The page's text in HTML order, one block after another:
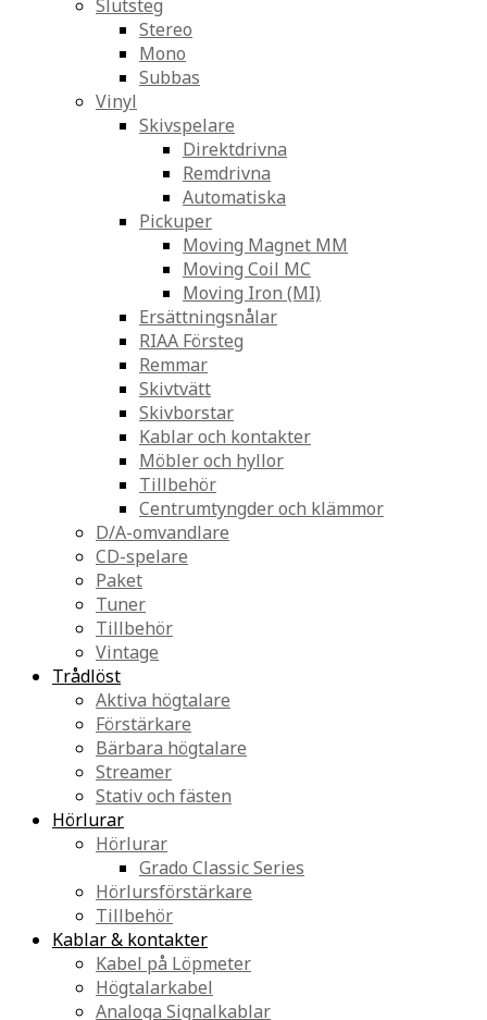
Slutsteg
Stereo
Mono
Subbas
Vinyl
Skivspelare
Direktdrivna
Remdrivna
Automatiska
Pickuper
Moving Magnet MM
Moving Coil MC
Moving Iron (MI)
Ersättningsnålar
RIAA Försteg
Remmar
Skivtvätt
Skivborstar
Kablar och kontakter
Möbler och hyllor
Tillbehör
Centrumtyngder och klämmor
D/A-omvandlare
CD-spelare
Paket
Tuner
Tillbehör
Vintage
Trådlöst
Aktiva högtalare
Förstärkare
Bärbara högtalare
Streamer
Stativ och fästen
Hörlurar
Hörlurar
Grado Classic Series
Hörlursförstärkare
Tillbehör
Kablar & kontakter
Kabel på Löpmeter
Högtalarkabel
Analoga Signalkablar